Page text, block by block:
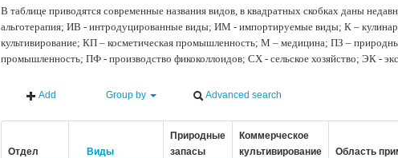
В таблице приводятся современные названия видов, в квадратных скобках даны
альготерапия; ИВ - интродуцированные виды; ИМ - импортируемые виды; К –
культивирование; КП – косметическая промышленность; М – медицина; ПЗ –
промышленность; ПФ - производство фикоколлоидов; СХ - сельское хозяйство; ЭК -
Add Group by Advanced search
Отдел Виды
Природные
запасы
Коммерческое
культивирование
Область